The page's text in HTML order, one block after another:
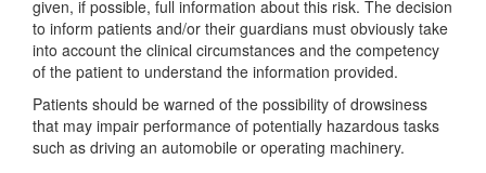
given, if possible, full information about this risk. The decision
to inform patients and/or their guardians must obviously take
into account the clinical circumstances and the competency
of the patient to understand the information provided.
Patients should be warned of the possibility of drowsiness
that may impair performance of potentially hazardous tasks
such as driving an automobile or operating machinery.